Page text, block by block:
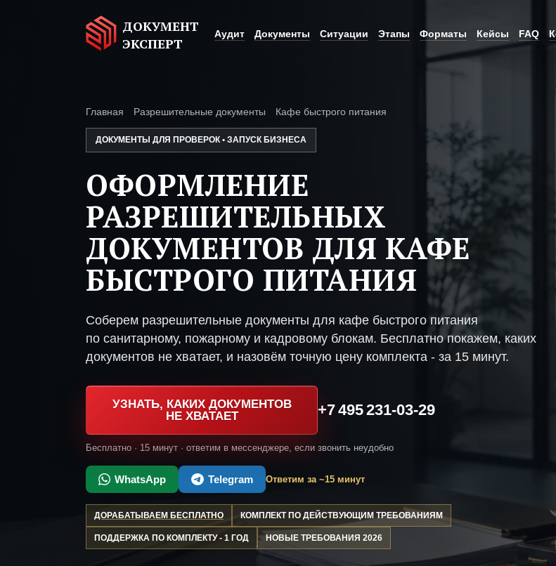
ДОКУМЕНТ
ЭКСПЕРТ
Аудит Документы Ситуации Этапы Форматы Кейсы FAQ
Главная Разрешительные документы Кафе быстрого питания
ДОКУМЕНТЫ ДЛЯ ПРОВЕРОК • ЗАПУСК БИЗНЕСА
ОФОРМЛЕНИЕ
РАЗРЕШИТЕЛЬНЫХ
ДОКУМЕНТОВ ДЛЯ КАФЕ
БЫСТРОГО ПИТАНИЯ
Соберем разрешительные документы для кафе быстрого питания
по санитарному, пожарному и кадровому блокам. Бесплатно покажем, каких
документов не хватает, и назовём точную цену комплекта - за 15 минут.
УЗНАТЬ, КАКИХ ДОКУМЕНТОВ
НЕ ХВАТАЕТ
+7 495 231-03-29
Бесплатно · 15 минут · ответим в мессенджере, если звонить неудобно
WhatsApp Telegram Ответим за ~15 минут
ДОРАБАТЫВАЕМ БЕСПЛАТНО КОМПЛЕКТ ПО ДЕЙСТВУЮЩИМ ТРЕБОВАНИЯМ
ПОДДЕРЖКА ПО КОМПЛЕКТУ - 1 ГОД НОВЫЕ ТРЕБОВАНИЯ 2026